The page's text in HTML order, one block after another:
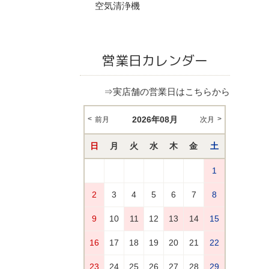
空気清浄機
営業日カレンダー
⇒実店舗の営業日はこちらから